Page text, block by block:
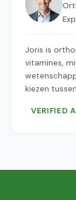
Joris is
vitamines,
kiezen
VERIFIED